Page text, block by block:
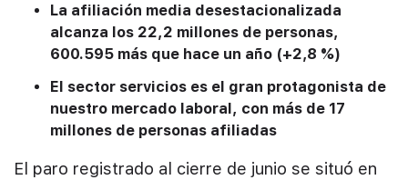
La afiliación media desestacionalizada
alcanza los 22,2 millones de personas,
600.595 más que hace un año (+2,8 %)
El sector servicios es el gran protagonista de
nuestro mercado laboral, con más de 17
millones de personas afiliadas
El paro registrado al cierre de junio se situó en